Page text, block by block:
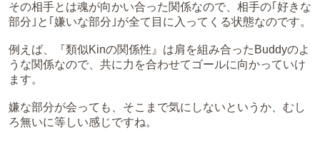
その相手とは魂が向かい合った関係なので、相手の｢好きな
部分｣と｢嫌いな部分｣が全て目に入ってくる状態なのです。
例えば、『類似Kinの関係性』は肩を組み合ったBuddyのよ
うな関係なので、共に力を合わせてゴールに向かっていけ
ます。
嫌な部分が会っても、そこまで気にしないというか、むし
ろ無いに等しい感じですね。